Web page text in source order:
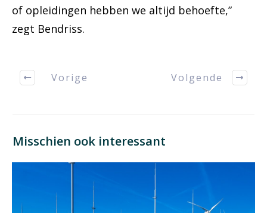
of opleidingen hebben we altijd behoefte,”
zegt Bendriss.
Vorige Volgende
Misschien ook interessant